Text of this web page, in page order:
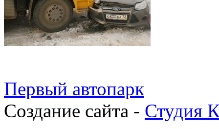
Первый автопарк
Создание сайта - Студия